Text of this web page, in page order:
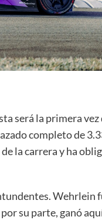
será la primera
completo de
la carrera y ha
Wehrlein
su parte, ganó